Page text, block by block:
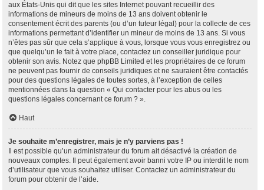
aux États-Unis qui dit que les sites Internet pouvant recueillir des
informations de mineurs de moins de 13 ans doivent obtenir le
consentement écrit des parents (ou d’un tuteur légal) pour la collecte de ces
informations permettant d’identifier un mineur de moins de 13 ans. Si vous
n’êtes pas sûr que cela s’applique à vous, lorsque vous vous enregistrez ou
que quelqu’un le fait à votre place, contactez un conseiller juridique pour
obtenir son avis. Notez que phpBB Limited et les propriétaires de ce forum
ne peuvent pas fournir de conseils juridiques et ne sauraient être contactés
pour des questions légales de toutes sortes, à l’exception de celles
mentionnées dans la question « Qui contacter pour les abus ou les
questions légales concernant ce forum ? ».
Haut
Je souhaite m’enregistrer, mais je n’y parviens pas !
Il est possible qu’un administrateur du forum ait désactivé la création de
nouveaux comptes. Il peut également avoir banni votre IP ou interdit le nom
d’utilisateur que vous souhaitez utiliser. Contactez un administrateur du
forum pour obtenir de l’aide.